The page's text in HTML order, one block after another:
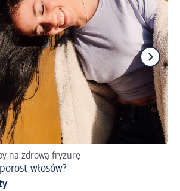
na zdrową fryzurę
włosów?